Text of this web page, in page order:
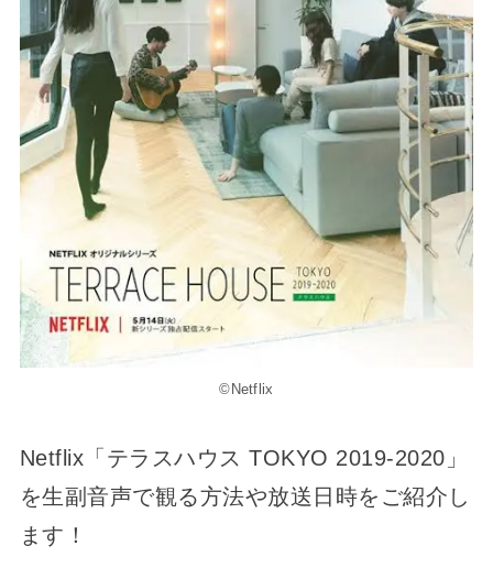
©Netflix
Netflix「テラスハウス TOKYO 2019-2020」
を生副音声で観る方法や放送日時をご紹介し
ます！